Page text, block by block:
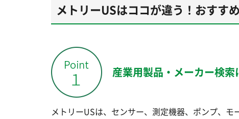
メトリーUSはココが違う！おすす
産業用製品・メーカー検索
メトリーUSは、センサー、測定機器、ポンプ、